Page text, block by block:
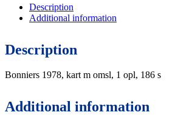
Description
Additional information
Description
Bonniers 1978, kart m omsl, 1 opl, 186 s
Additional information